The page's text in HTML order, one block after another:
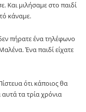
Και μιλήσαμε στο παιδί
κάναμε.
πήρατε ένα τηλέφωνο
Ένα παιδί είχατε
ότι κάποιος θα
τα τρία χρόνια